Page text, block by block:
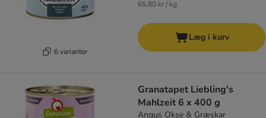
6 varianter
65,80 kr / kg
Læg i kurv
Granatapet Liebling's
Mahlzeit 6 x 400 g
Angus Okse & Græskar